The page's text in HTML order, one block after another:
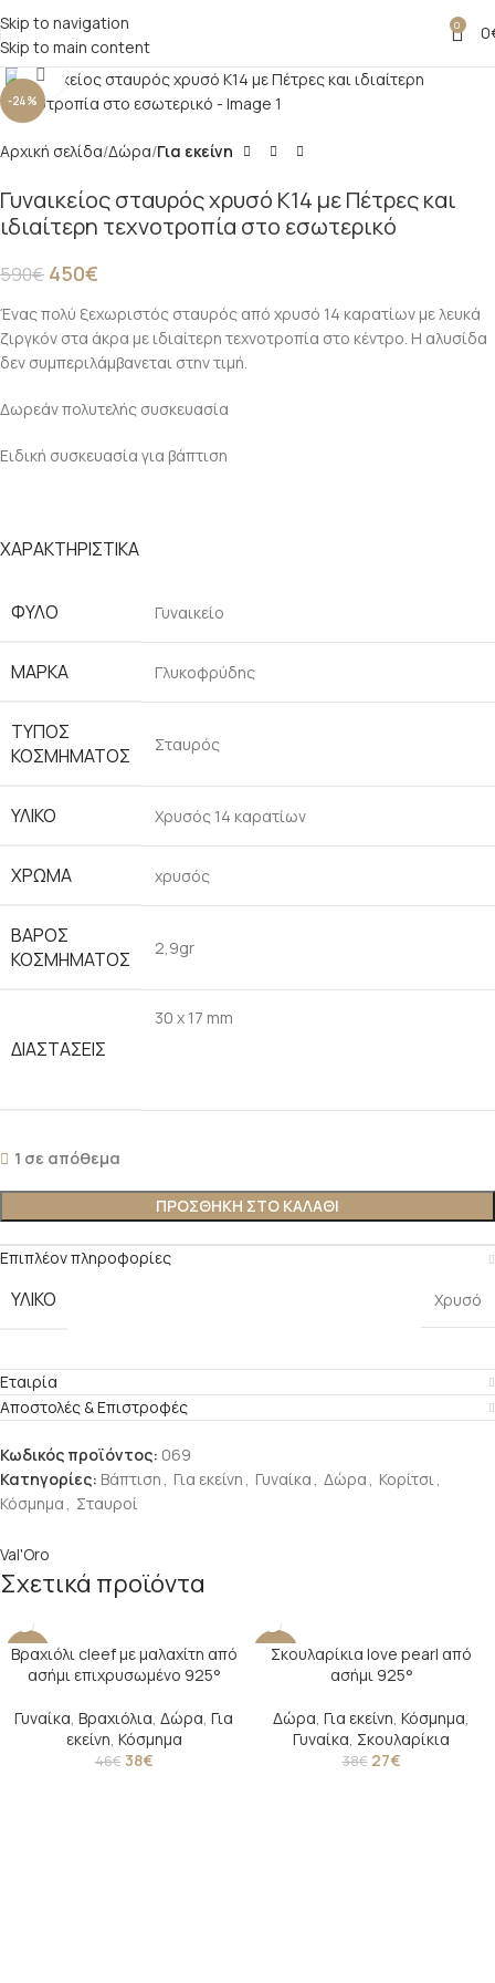
Skip to navigation
Skip to main content
0 0
-24%
Click to enlarge
Αρχική σελίδα Δώρα Για εκείνη
Γυναικείος σταυρός χρυσό Κ14 με Πέτρες και
ιδιαίτερη τεχνοτροπία στο εσωτερικό
590€ 450€
Ένας πολύ ξεχωριστός σταυρός από χρυσό 14 καρατίων με λευκά
ζιργκόν στα άκρα με ιδιαίτερη τεχνοτροπία στο κέντρο. Η αλυσίδα
δεν συμπεριλάμβανεται στην τιμή.
Δωρεάν πολυτελής συσκευασία
Ειδική συσκευασία για βάπτιση
ΧΑΡΑΚΤΗΡΙΣΤΙΚΑ
ΦΥΛΟ Γυναικείο
ΜΑΡΚΑ Γλυκοφρύδης
ΤΥΠΟΣ
ΚΟΣΜΗΜΑΤΟΣ
Σταυρός
ΥΛΙΚΟ Χρυσός 14 καρατίων
ΧΡΩΜΑ χρυσός
ΒΑΡΟΣ
ΚΟΣΜΗΜΑΤΟΣ
2,9gr
ΔΙΑΣΤΑΣΕΙΣ
30 x 17 mm
1 σε απόθεμα
ΠΡΟΣΘΗΚΗ ΣΤΟ ΚΑΛΑΘΙ
Επιπλέον πληροφορίες
ΥΛΙΚΟ Χρυσό
Εταιρία
Αποστολές & Επιστροφές
Κωδικός προϊόντος: 069
Κατηγορίες: Βάπτιση , Για εκείνη , Γυναίκα , Δώρα , Κορίτσι,
Κόσμημα , Σταυροί
Val'Oro
Σχετικά προϊόντα
-17%
Βραχιόλι cleef με μαλαχίτη από
ασήμι επιχρυσωμένο 925°
Γυναίκα, Βραχιόλια, Δώρα, Για
εκείνη, Κόσμημα
46€ 38€
-29%
Σκουλαρίκια love pearl από
ασήμι 925°
Δώρα, Για εκείνη, Κόσμημα,
Γυναίκα, Σκουλαρίκια
38€ 27€